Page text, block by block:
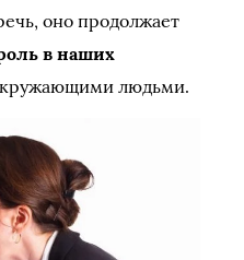
оно продолжает
в наших
людьми.